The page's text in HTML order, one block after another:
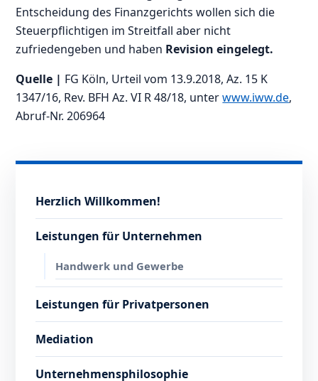
Entscheidung des Finanzgerichts wollen sich die
Steuerpflichtigen im Streitfall aber nicht
zufriedengeben und haben Revision eingelegt.
Quelle | FG Köln, Urteil vom 13.9.2018, Az. 15 K
1347/16, Rev. BFH Az. VI R 48/18, unterwww.iww.de,
Abruf-Nr. 206964
Herzlich Willkommen!
Leistungen für Unternehmen
Handwerk und Gewerbe
Leistungen für Privatpersonen
Mediation
Unternehmensphilosophie